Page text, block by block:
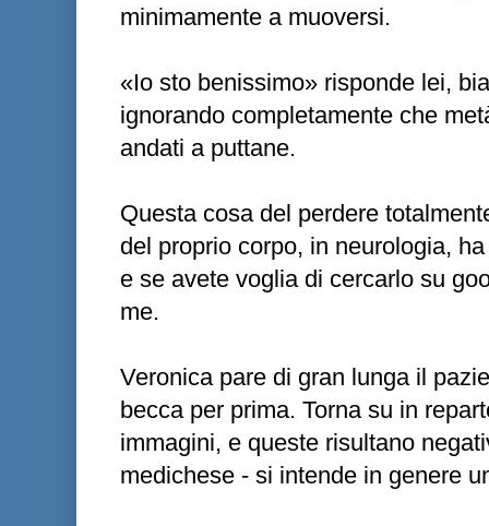
minimamente a muoversi.
«Io sto benissimo» risponde lei,
ignorando completamente che
andati a puttane.
Questa cosa del perdere
del proprio corpo, in neurologia,
e se avete voglia di cercarlo su
me.
Veronica pare di gran lunga il
becca per prima. Torna su in
immagini, e queste risultano
medichese - si intende in genere